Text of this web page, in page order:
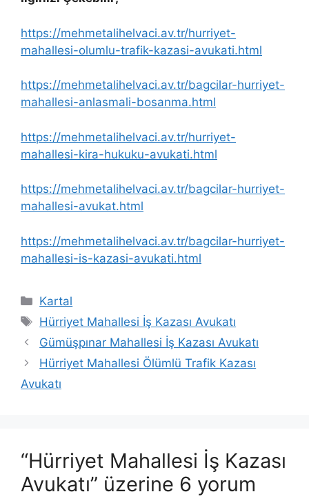
https://mehmetalihelvaci.av.tr/hurriyet-
mahallesi-olumlu-trafik-kazasi-avukati.html
https://mehmetalihelvaci.av.tr/bagcilar-hurriyet-
mahallesi-anlasmali-bosanma.html
https://mehmetalihelvaci.av.tr/hurriyet-
mahallesi-kira-hukuku-avukati.html
https://mehmetalihelvaci.av.tr/bagcilar-hurriyet-
mahallesi-avukat.html
https://mehmetalihelvaci.av.tr/bagcilar-hurriyet-
mahallesi-is-kazasi-avukati.html
Kategoriler
Kartal
Etiketler
Hürriyet Mahallesi İş Kazası Avukatı
Gümüşpınar Mahallesi İş Kazası Avukatı
Hürriyet Mahallesi Ölümlü Trafik Kazası
Avukatı
“Hürriyet Mahallesi İş Kazası
Avukatı” üzerine 6 yorum